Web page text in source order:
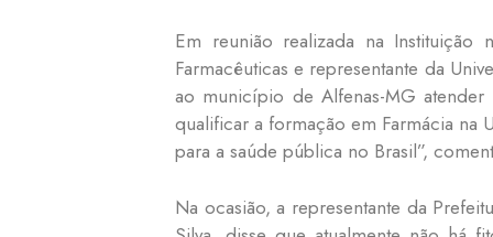
Em reunião realizada na
Farmacêuticas e representante da
ao município de Alfenas-MG
qualificar a formação em Farmácia na
para a saúde pública no Brasil”,
Na ocasião, a representante da